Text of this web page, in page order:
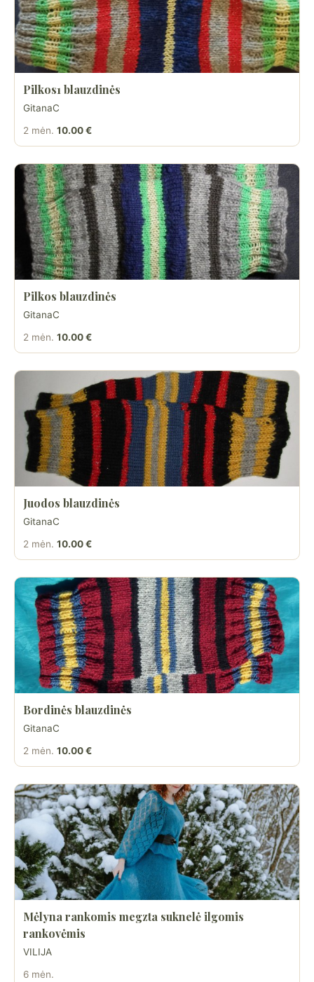
Pilkos1 blauzdinės
GitanaC
2 mėn. 10.00 €
Pilkos blauzdinės
GitanaC
2 mėn. 10.00 €
Juodos blauzdinės
GitanaC
2 mėn. 10.00 €
Bordinės blauzdinės
GitanaC
2 mėn. 10.00 €
Mėlyna rankomis megzta suknelė ilgomis
rankovėmis
VILIJA
6 mėn.